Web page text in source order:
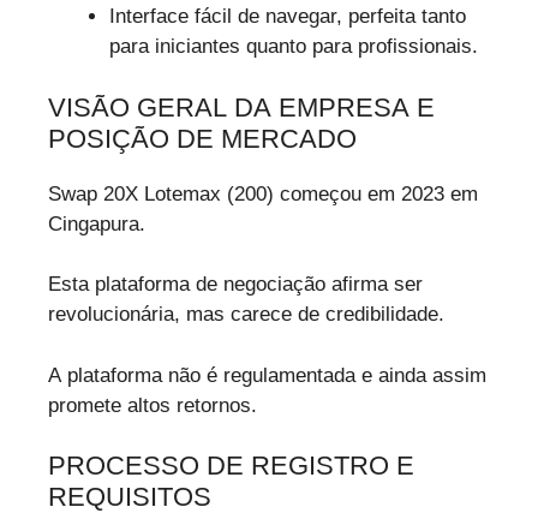
Interface fácil de navegar, perfeita tanto
para iniciantes quanto para profissionais.
VISÃO GERAL DA EMPRESA E
POSIÇÃO DE MERCADO
Swap 20X Lotemax (200) começou em 2023 em
Cingapura.
Esta plataforma de negociação afirma ser
revolucionária, mas carece de credibilidade.
A plataforma não é regulamentada e ainda assim
promete altos retornos.
PROCESSO DE REGISTRO E
REQUISITOS